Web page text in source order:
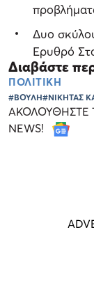
Δυο
Ερυθρό
Διαβάστε
ΠΟΛΙΤΙΚΗ
#ΒΟΥΛΗ#ΝΙΚΗΤΑΣ
ΑΚΟΛΟΥΘΗΣΤΕ
NEWS!